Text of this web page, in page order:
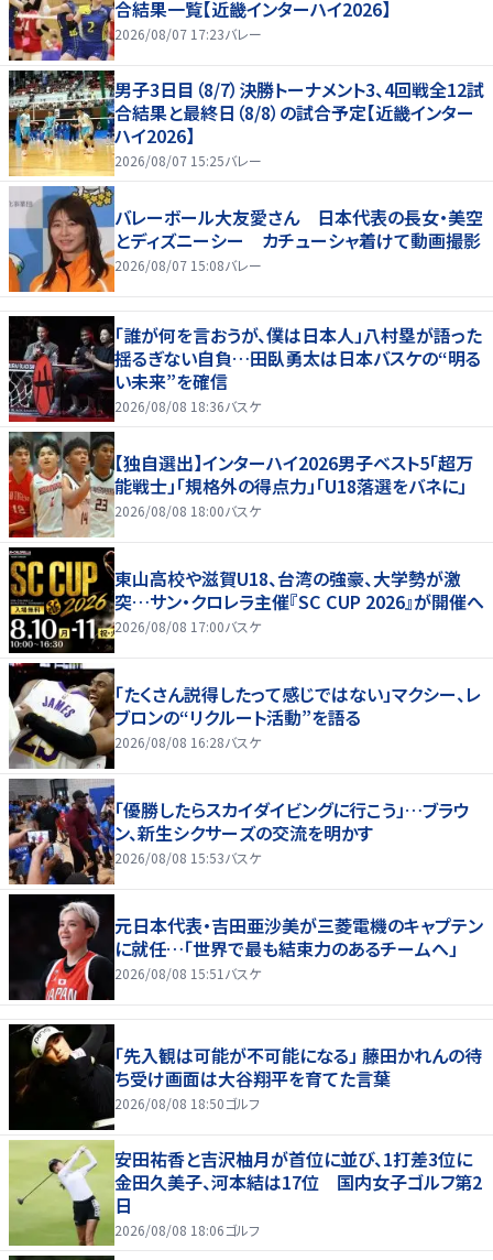
合結果一覧【近畿インターハイ2026】
2026/08/07 17:23バレー
男子3日目（8/7）決勝トーナメント3、4回戦全12試
合結果と最終日（8/8）の試合予定【近畿インター
ハイ2026】
2026/08/07 15:25バレー
バレーボール大友愛さん 日本代表の長女・美空
とディズニーシー カチューシャ着けて動画撮影
2026/08/07 15:08バレー
「誰が何を言おうが、僕は日本人」八村塁が語った
揺るぎない自負…田臥勇太は日本バスケの“明る
い未来”を確信
2026/08/08 18:36バスケ
【独自選出】インターハイ2026男子ベスト5「超万
能戦士」「規格外の得点力」「U18落選をバネに」
2026/08/08 18:00バスケ
東山高校や滋賀U18、台湾の強豪、大学勢が激
突…サン・クロレラ主催『SC CUP 2026』が開催へ
2026/08/08 17:00バスケ
「たくさん説得したって感じではない」マクシー、レ
ブロンの“リクルート活動”を語る
2026/08/08 16:28バスケ
「優勝したらスカイダイビングに行こう」…ブラウ
ン、新生シクサーズの交流を明かす
2026/08/08 15:53バスケ
元日本代表・吉田亜沙美が三菱電機のキャプテン
に就任…「世界で最も結束力のあるチームへ」
2026/08/08 15:51 バスケ
「先入観は可能が不可能になる」 藤田かれんの待
ち受け画面は大谷翔平を育てた言葉
2026/08/08 18:50ゴルフ
安田祐香と吉沢柚月が首位に並び、1打差3位に
金田久美子、河本結は17位 国内女子ゴルフ第2
日
2026/08/08 18:06ゴルフ